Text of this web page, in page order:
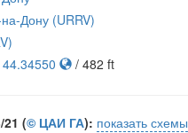
Дону (URRV)
/ 482 ft
(© ЦАИ ГА): показать схемы